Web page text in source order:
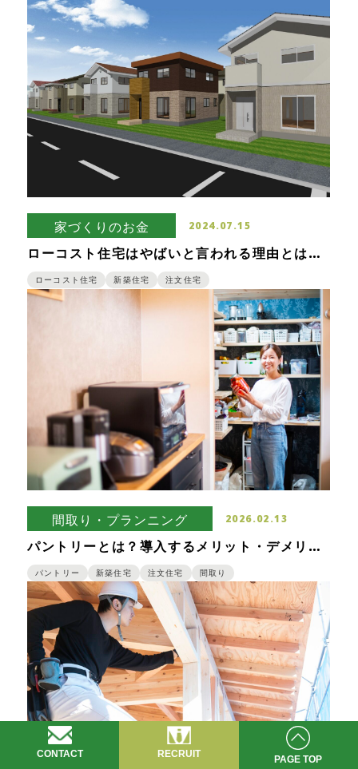
家づくりのお金 2024.07.15
ローコスト住宅はやばいと言われる理由とは？
1000万の家を購入して後悔しないための注意点
ローコスト住宅 新築住宅 注文住宅
間取り・プランニング 2026.02.13
パントリーとは？導入するメリット・デメリッ
トと使い勝手を良くするポイント
パントリー 新築住宅 注文住宅 間取り
CONTACT RECRUIT PAGE TOP